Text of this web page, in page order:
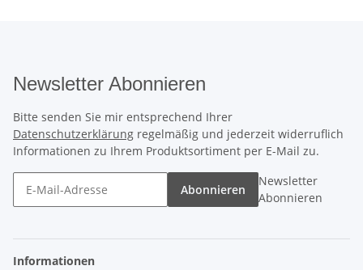
Newsletter Abonnieren
Bitte senden Sie mir entsprechend Ihrer
Datenschutzerklärung regelmäßig und jederzeit widerruflich
Informationen zu Ihrem Produktsortiment per E-Mail zu.
Abonnieren
Newsletter
Abonnieren
Informationen